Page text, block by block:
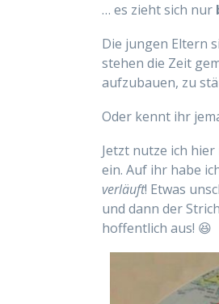
… es zieht sich nur
Die jungen Eltern
stehen die Zeit
aufzubauen, zu
Oder kennt ihr
Jetzt nutze ich
ein. Auf ihr habe
verläuft! Etwas
und dann der
hoffentlich aus! 😆